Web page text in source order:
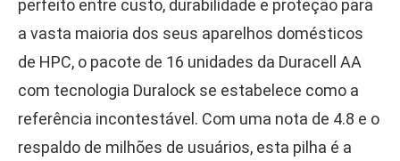
perfeito entre custo, durabilidade e proteção para
a vasta maioria dos seus aparelhos domésticos
de HPC, o pacote de 16 unidades da Duracell AA
com tecnologia Duralock se estabelece como a
referência incontestável. Com uma nota de 4.8 e o
respaldo de milhões de usuários, esta pilha é a